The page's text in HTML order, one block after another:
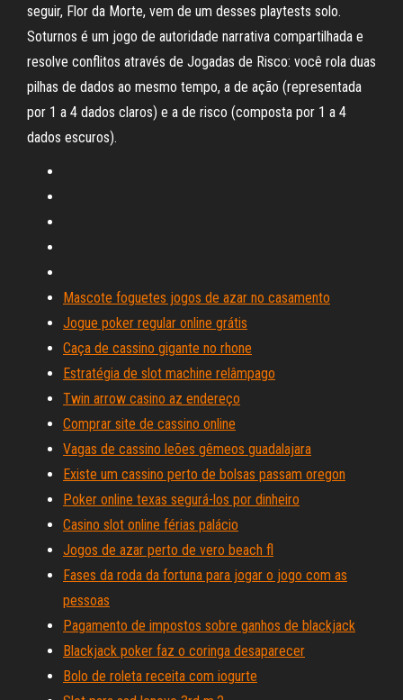
seguir, Flor da Morte, vem de um desses playtests solo.
Soturnos é um jogo de autoridade narrativa compartilhada e
resolve conflitos através de Jogadas de Risco: você rola duas
pilhas de dados ao mesmo tempo, a de ação (representada
por 1 a 4 dados claros) e a de risco (composta por 1 a 4
dados escuros).
Mascote foguetes jogos de azar no casamento
Jogue poker regular online grátis
Caça de cassino gigante no rhone
Estratégia de slot machine relâmpago
Twin arrow casino az endereço
Comprar site de cassino online
Vagas de cassino leões gêmeos guadalajara
Existe um cassino perto de bolsas passam oregon
Poker online texas segurá-los por dinheiro
Casino slot online férias palácio
Jogos de azar perto de vero beach fl
Fases da roda da fortuna para jogar o jogo com as
pessoas
Pagamento de impostos sobre ganhos de blackjack
Blackjack poker faz o coringa desaparecer
Bolo de roleta receita com iogurte